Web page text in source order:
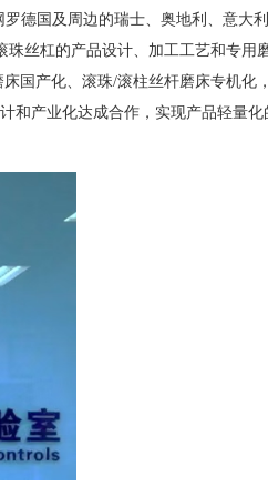
罗德国及周边的瑞士、奥地利、意大
珠丝杠的产品设计、加工工艺和专用
床国产化、滚珠/滚柱丝杆磨床专机化
和产业化达成合作，实现产品轻量